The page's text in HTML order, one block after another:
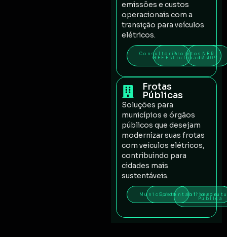
emissões e custos
operacionais com a
transição para veículos
elétricos.
Consultoria
GEE
Projetos
Estruturados
NBR
17.109
Frotas
Públicas
Soluções para
municípios e órgãos
públicos que desejam
modernizar suas frotas
com veículos elétricos,
contribuindo para
cidades mais
sustentáveis.
MunicípiosSustentabilidade
Pública